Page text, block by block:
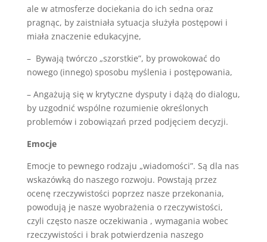
ale w atmosferze dociekania do ich sedna oraz
pragnąc, by zaistniała sytuacja służyła postępowi i
miała znaczenie edukacyjne,
– Bywają twórczo „szorstkie”, by prowokować do
nowego (innego) sposobu myślenia i postępowania,
– Angażują się w krytyczne dysputy i dążą do dialogu,
by uzgodnić wspólne rozumienie określonych
problemów i zobowiązań przed podjęciem decyzji.
Emocje
Emocje to pewnego rodzaju „wiadomości”. Są dla nas
wskazówką do naszego rozwoju. Powstają przez
ocenę rzeczywistości poprzez nasze przekonania,
powodują je nasze wyobrażenia o rzeczywistości,
czyli często nasze oczekiwania , wymagania wobec
rzeczywistości i brak potwierdzenia naszego